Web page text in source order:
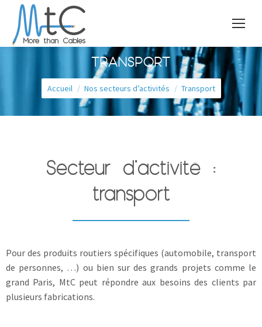
TRANSPORT
Vous êtes ici :
Accueil Nos secteurs d’activités Transport
Secteur d'activité :
transport
Pour des produits routiers spécifiques (automobile, transport
de personnes, …) ou bien sur des grands projets comme le
grand Paris, MtC peut répondre aux besoins des clients par
plusieurs fabrications.